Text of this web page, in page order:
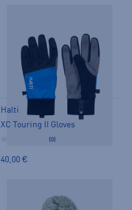
Halti
XC Touring II Gloves
(0)
40,00 €